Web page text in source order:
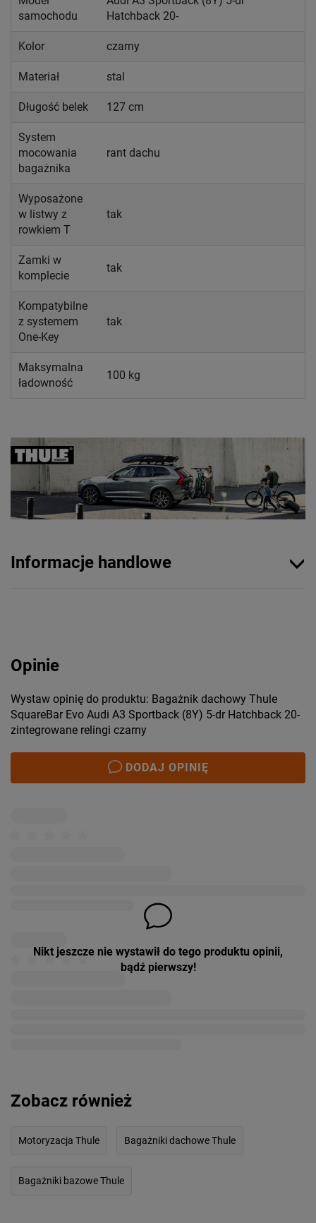
samochodu
Hatchback 20-
Kolor czarny
Materiał stal
Długość belek 127 cm
System
mocowania
bagażnika
rant dachu
Wyposażone
w listwy z
rowkiem T
tak
Zamki w
komplecie
tak
Kompatybilne
z systemem
One-Key
tak
Maksymalna
ładowność
100 kg
Informacje handlowe
Opinie
Wystaw opinię do produktu: Bagażnik dachowy Thule
SquareBar Evo Audi A3 Sportback (8Y) 5-dr Hatchback 20-
zintegrowane relingi czarny
DODAJ OPINIĘ
Nikt jeszcze nie wystawił do tego produktu opinii,
bądź pierwszy!
Zobacz również
Motoryzacja Thule Bagażniki dachowe Thule
Bagażniki bazowe Thule